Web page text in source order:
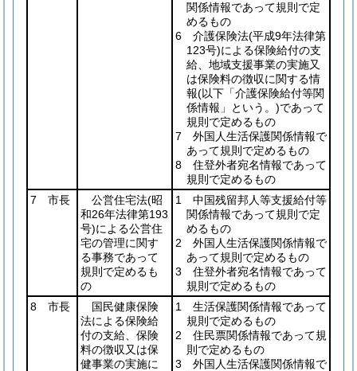
関係情報であって規則で定
めるもの
6 介護保険法(平成9年法律第
123号)による保険給付の支
給、地域支援事業の実施又
は保険料の徴収に関する情
報(以下「介護保険給付等関
係情報」という。)であって
規則で定めるもの
7 外国人生活保護関係情報で
あって規則で定めるもの
8 住登外者宛名情報であって
規則で定めるもの
7 市長
公営住宅法(昭
和26年法律第193
号)による公営住
宅の管理に関す
る事務であって
規則で定めるも
の
1 中国残留邦人等支援給付等
関係情報であって規則で定
めるもの
2 外国人生活保護関係情報で
あって規則で定めるもの
3 住登外者宛名情報であって
規則で定めるもの
8 市長
国民健康保険
法による保険給
付の支給、保険
料の徴収又は保
健事業の実施に
1 生活保護関係情報であって
規則で定めるもの
2 住民票関係情報であって規
則で定めるもの
3 外国人生活保護関係情報で